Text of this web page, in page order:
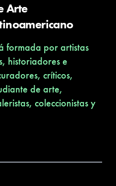
Arte
formada por artistas
historiadores e
críticos,
de arte,
coleccionistas y